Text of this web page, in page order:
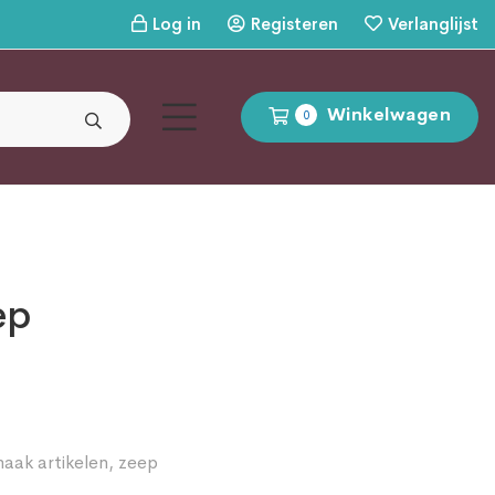
Log in Registeren Verlanglijst
0 Winkelwagen
artikelen, zeep